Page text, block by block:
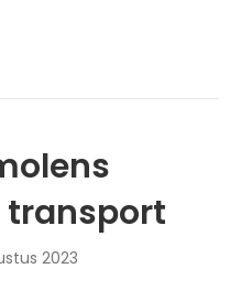
transport
2023